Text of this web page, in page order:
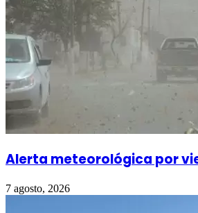
Alerta meteorológica por
7 agosto, 2026